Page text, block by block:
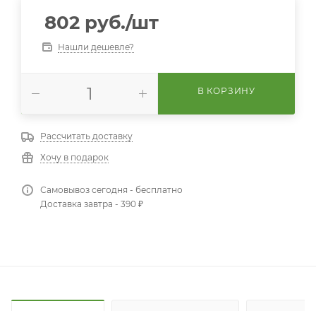
802 руб./шт
Нашли дешевле?
В КОРЗИНУ
Рассчитать доставку
Хочу в подарок
Самовывоз сегодня - бесплатно
Доставка завтра - 390 ₽